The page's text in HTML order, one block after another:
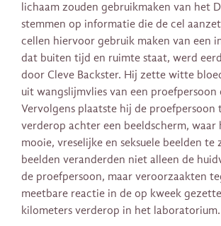
lichaam zouden gebruikmaken van het
stemmen op informatie die de cel
cellen hiervoor gebruik maken van een
dat buiten tijd en ruimte staat, werd
door Cleve Backster. Hij zette witte
uit wangslijmvlies van een proefpersoon
Vervolgens plaatste hij de
verderop achter een beeldscherm, waar
mooie, vreselijke en seksuele beelden te
beelden veranderden niet alleen de
de proefpersoon, maar veroorzaakten
meetbare reactie in de op kweek
kilometers verderop in het laboratorium.